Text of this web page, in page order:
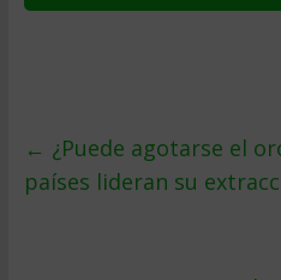
← ¿Puede agotarse el
países lideran su